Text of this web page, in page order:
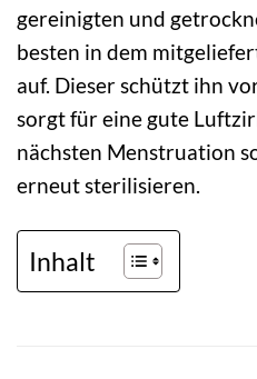
gereinigten und
besten in dem
auf. Dieser schützt ihn
sorgt für eine gute
nächsten Menstruation
erneut sterilisieren.
Inhalt